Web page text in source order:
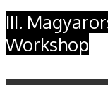
III.
Workshop